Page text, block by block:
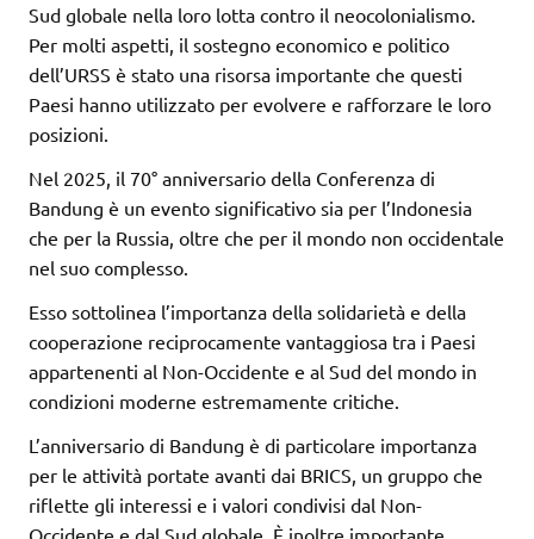
Sud globale nella loro lotta contro il neocolonialismo.
Per molti aspetti, il sostegno economico e politico
dell’URSS è stato una risorsa importante che questi
Paesi hanno utilizzato per evolvere e rafforzare le loro
posizioni.
Nel 2025, il 70° anniversario della Conferenza di
Bandung è un evento significativo sia per l’Indonesia
che per la Russia, oltre che per il mondo non occidentale
nel suo complesso.
Esso sottolinea l’importanza della solidarietà e della
cooperazione reciprocamente vantaggiosa tra i Paesi
appartenenti al Non-Occidente e al Sud del mondo in
condizioni moderne estremamente critiche.
L’anniversario di Bandung è di particolare importanza
per le attività portate avanti dai BRICS, un gruppo che
riflette gli interessi e i valori condivisi dal Non-
Occidente e dal Sud globale. È inoltre importante